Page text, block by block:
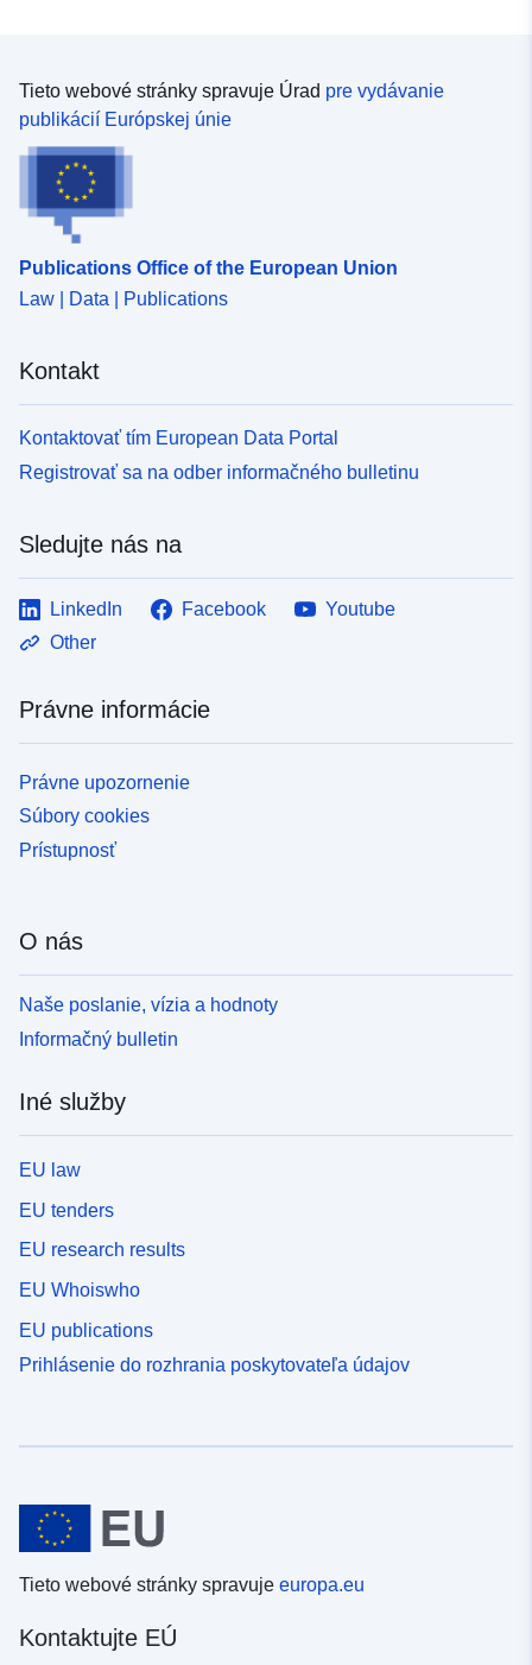
Tieto webové stránky spravuje Úrad pre vydávanie
publikácií Európskej únie
Publications Office of the European Union
Law | Data | Publications
Kontakt
Kontaktovať tím European Data Portal
Registrovať sa na odber informačného bulletinu
Sledujte nás na
LinkedIn Facebook
Youtube
Other
Právne informácie
Právne upozornenie
Súbory cookies
Prístupnosť
O nás
Naše poslanie, vízia a hodnoty
Informačný bulletin
Iné služby
EU law
EU tenders
EU research results
EU Whoiswho
EU publications
Prihlásenie do rozhrania poskytovateľa údajov
Tieto webové stránky spravuje europa.eu
Kontaktujte EÚ